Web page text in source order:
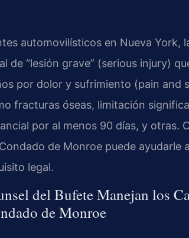
automovilísticos en Nueva York,
de “lesión grave” (serious injury)
por dolor y sufrimiento (pain and
fracturas óseas, limitación
por al menos 90 días, y otras.
de Monroe puede ayudarle
legal.
del Bufete Manejan los
de Monroe